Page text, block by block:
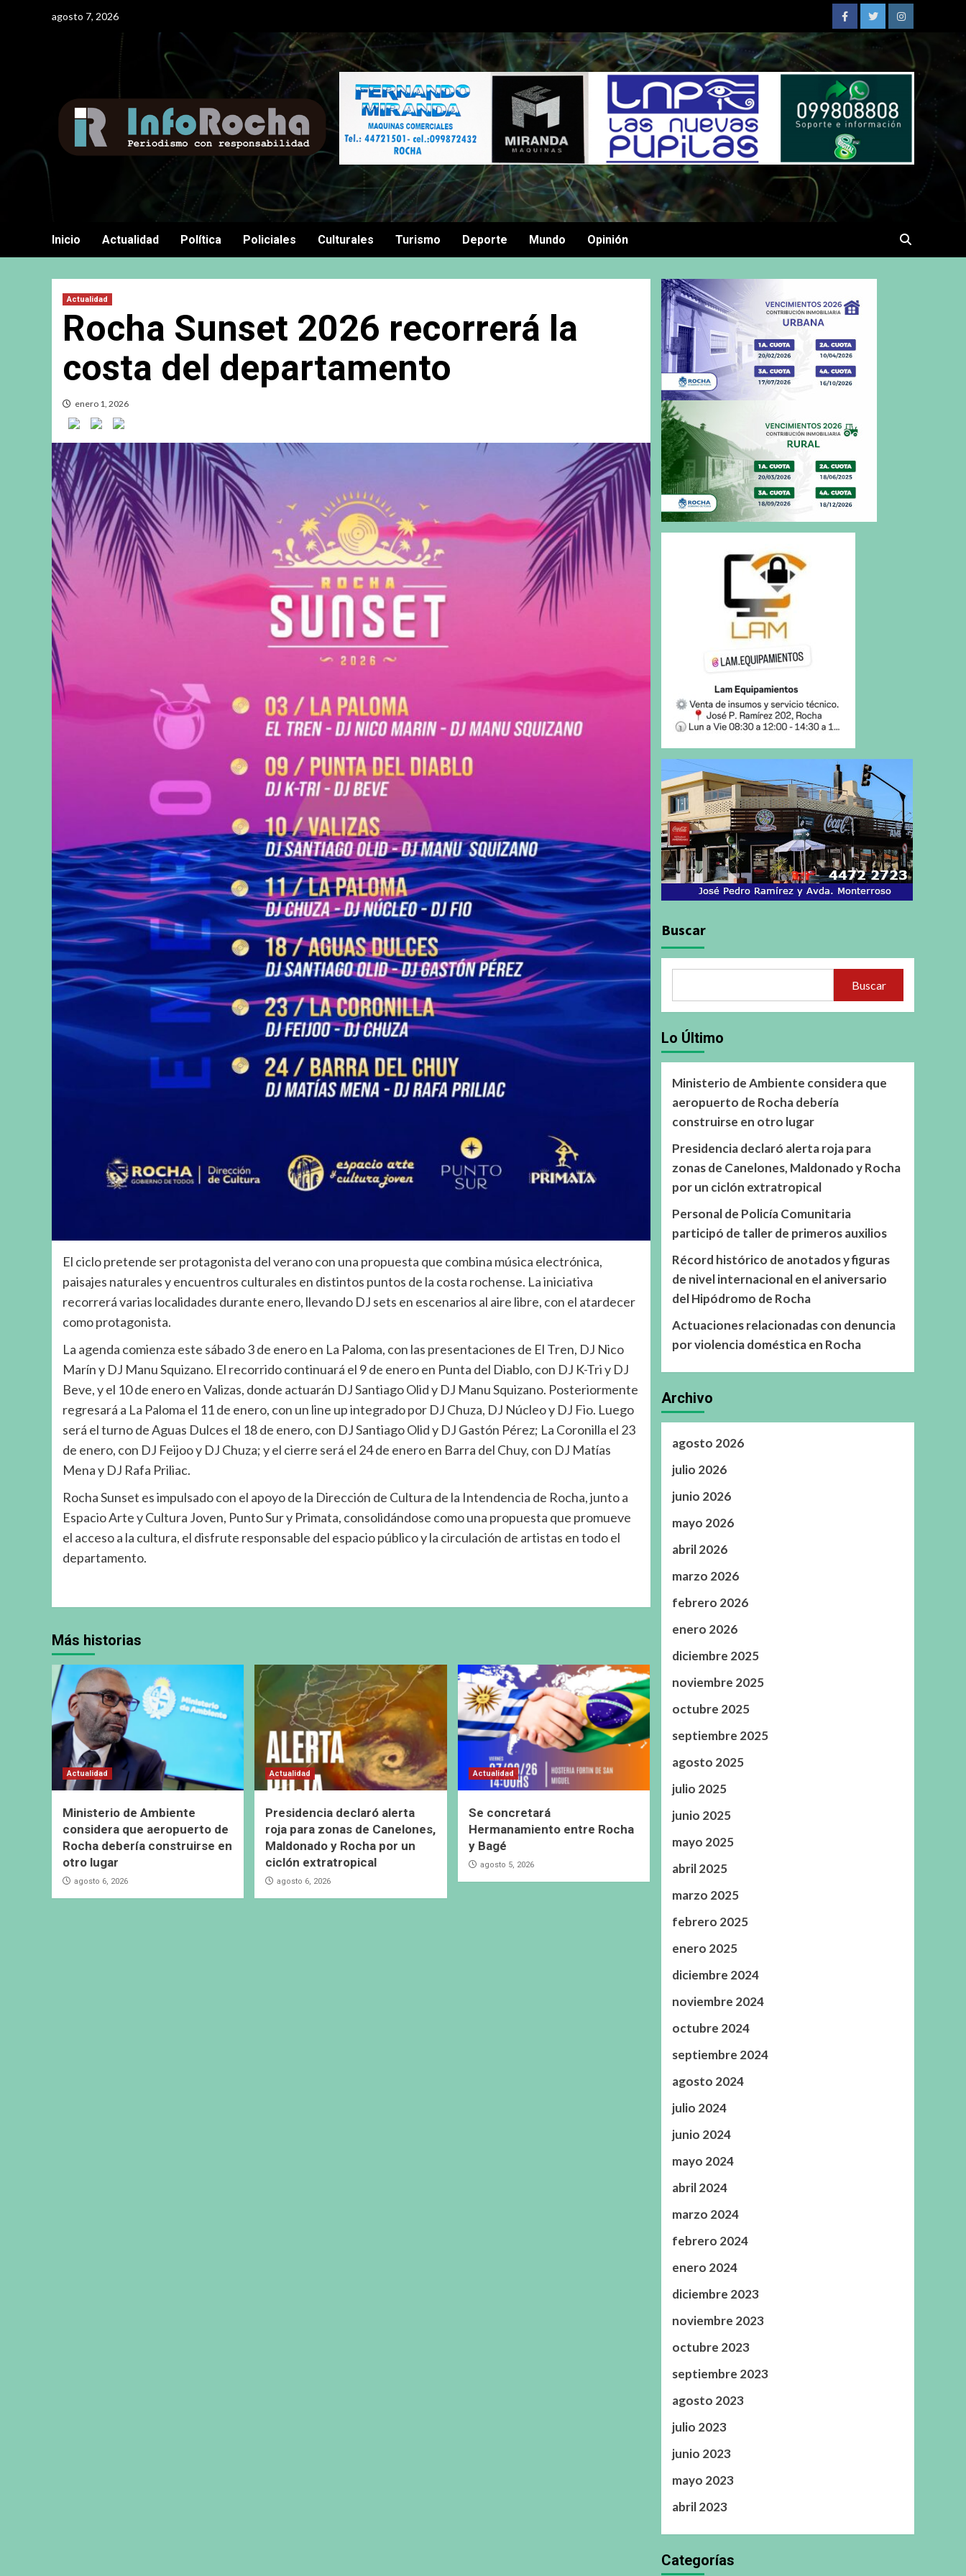
agosto 7, 2026
FacebookTwitterInstagram
Inicio Actualidad Política Policiales Culturales Turismo Deporte Mundo Opinión
Actualidad
Rocha Sunset 2026 recorrerá la
costa del departamento
enero 1, 2026
El ciclo pretende ser protagonista del verano con una propuesta que combina música electrónica,
paisajes naturales y encuentros culturales en distintos puntos de la costa rochense. La iniciativa
recorrerá varias localidades durante enero, llevando DJ sets en escenarios al aire libre, con el atardecer
como protagonista.
La agenda comienza este sábado 3 de enero en La Paloma, con las presentaciones de El Tren, DJ Nico
Marín y DJ Manu Squizano. El recorrido continuará el 9 de enero en Punta del Diablo, con DJ K-Tri y DJ
Beve, y el 10 de enero en Valizas, donde actuarán DJ Santiago Olid y DJ Manu Squizano. Posteriormente
regresará a La Paloma el 11 de enero, con un line up integrado por DJ Chuza, DJ Núcleo y DJ Fio. Luego
será el turno de Aguas Dulces el 18 de enero, con DJ Santiago Olid y DJ Gastón Pérez; La Coronilla el 23
de enero, con DJ Feijoo y DJ Chuza; y el cierre será el 24 de enero en Barra del Chuy, con DJ Matías
Mena y DJ Rafa Priliac.
Rocha Sunset es impulsado con el apoyo de la Dirección de Cultura de la Intendencia de Rocha, junto a
Espacio Arte y Cultura Joven, Punto Sur y Primata, consolidándose como una propuesta que promueve
el acceso a la cultura, el disfrute responsable del espacio público y la circulación de artistas en todo el
departamento.
Más historias
Actualidad
Ministerio de Ambiente
considera que aeropuerto de
Rocha debería construirse en
otro lugar
agosto 6, 2026
Actualidad
Presidencia declaró alerta
roja para zonas de Canelones,
Maldonado y Rocha por un
ciclón extratropical
agosto 6, 2026
Actualidad
Se concretará
Hermanamiento entre Rocha
y Bagé
agosto 5, 2026
Buscar
Buscar
Lo Último
Ministerio de Ambiente considera que
aeropuerto de Rocha debería
construirse en otro lugar
Presidencia declaró alerta roja para
zonas de Canelones, Maldonado y Rocha
por un ciclón extratropical
Personal de Policía Comunitaria
participó de taller de primeros auxilios
Récord histórico de anotados y figuras
de nivel internacional en el aniversario
del Hipódromo de Rocha
Actuaciones relacionadas con denuncia
por violencia doméstica en Rocha
Archivo
agosto 2026
julio 2026
junio 2026
mayo 2026
abril 2026
marzo 2026
febrero 2026
enero 2026
diciembre 2025
noviembre 2025
octubre 2025
septiembre 2025
agosto 2025
julio 2025
junio 2025
mayo 2025
abril 2025
marzo 2025
febrero 2025
enero 2025
diciembre 2024
noviembre 2024
octubre 2024
septiembre 2024
agosto 2024
julio 2024
junio 2024
mayo 2024
abril 2024
marzo 2024
febrero 2024
enero 2024
diciembre 2023
noviembre 2023
octubre 2023
septiembre 2023
agosto 2023
julio 2023
junio 2023
mayo 2023
abril 2023
Categorías